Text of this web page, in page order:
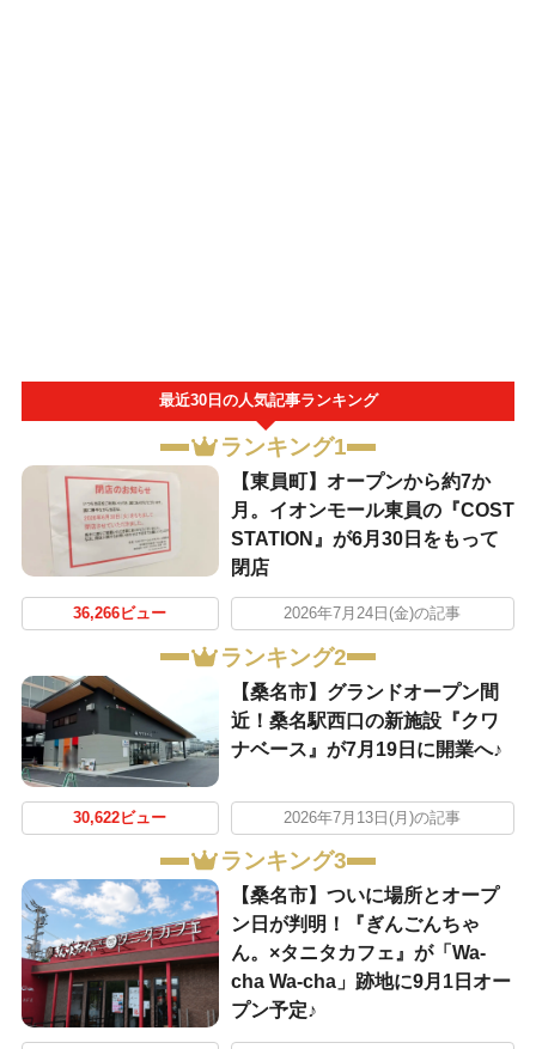
最近30日の人気記事ランキング
ランキング1
【東員町】オープンから約7か
月。イオンモール東員の『COST
STATION』が6月30日をもって
閉店
36,266ビュー 2026年7月24日(金)の記事
ランキング2
【桑名市】グランドオープン間
近！桑名駅西口の新施設『クワ
ナベース』が7月19日に開業へ♪
30,622ビュー 2026年7月13日(月)の記事
ランキング3
【桑名市】ついに場所とオープ
ン日が判明！『ぎんごんちゃ
ん。×タニタカフェ』が「Wa-
cha Wa-cha」跡地に9月1日オー
プン予定♪